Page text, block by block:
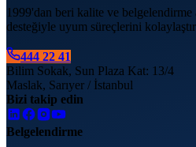
1999'dan beri kalite ve belgelendirme
desteğiyle uyum süreçlerini
444 22 41
Bilim Sokak, Sun Plaza Kat: 13/4
Maslak, Sarıyer / İstanbul
Bizi takip edin
Belgelendirme